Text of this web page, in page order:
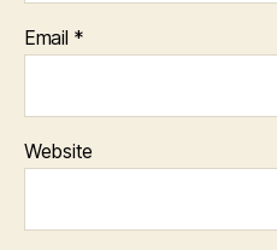
Email *
Website